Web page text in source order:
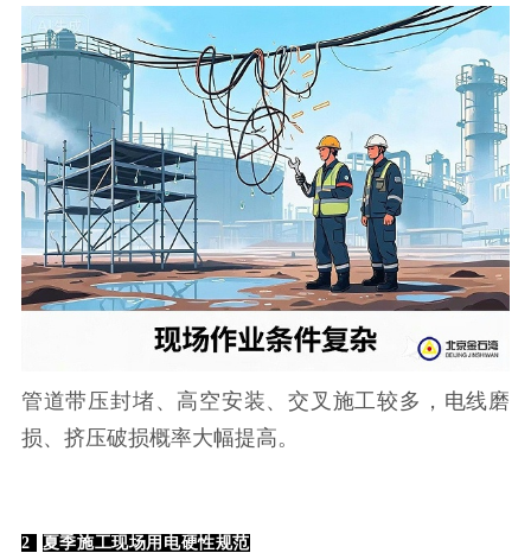
管道带压封堵、高空安装、交叉施工较多，电线磨
损、挤压破损概率大幅提高。
2 夏季施工现场用电硬性规范